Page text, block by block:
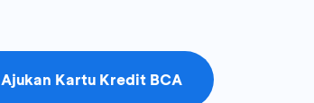
Ajukan Kartu Kredit BCA